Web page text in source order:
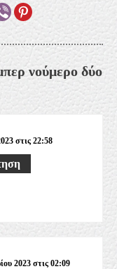
νούμερο δύο
στις 22:58
2023 στις 02:09